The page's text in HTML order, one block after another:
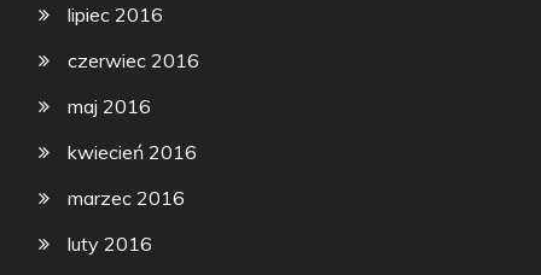
lipiec 2016
czerwiec 2016
maj 2016
kwiecień 2016
marzec 2016
luty 2016